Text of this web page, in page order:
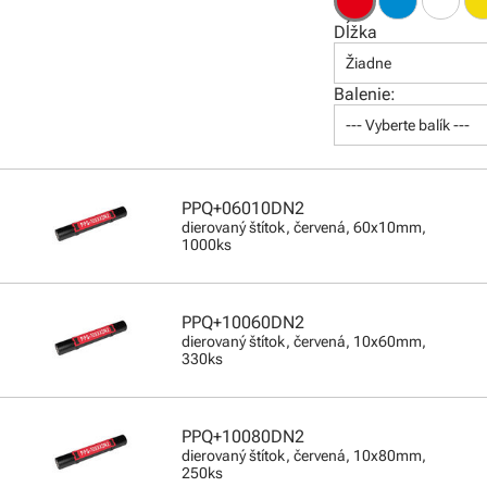
Dĺžka
Žiadne
Balenie:
--- Vyberte balík ---
PPQ+06010DN2
dierovaný štítok, červená, 60x10mm,
1000ks
PPQ+10060DN2
dierovaný štítok, červená, 10x60mm,
330ks
PPQ+10080DN2
dierovaný štítok, červená, 10x80mm,
250ks